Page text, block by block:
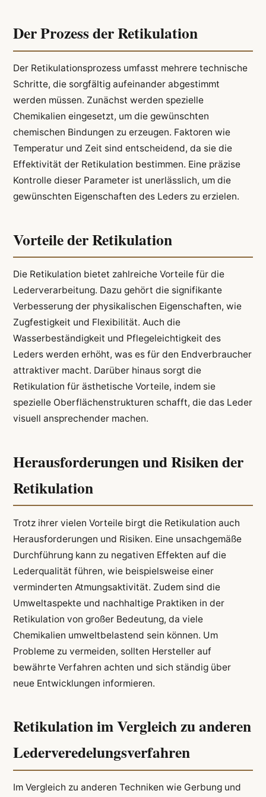
Der Prozess der Retikulation
Der Retikulationsprozess umfasst mehrere technische
Schritte, die sorgfältig aufeinander abgestimmt
werden müssen. Zunächst werden spezielle
Chemikalien eingesetzt, um die gewünschten
chemischen Bindungen zu erzeugen. Faktoren wie
Temperatur und Zeit sind entscheidend, da sie die
Effektivität der Retikulation bestimmen. Eine präzise
Kontrolle dieser Parameter ist unerlässlich, um die
gewünschten Eigenschaften des Leders zu erzielen.
Vorteile der Retikulation
Die Retikulation bietet zahlreiche Vorteile für die
Lederverarbeitung. Dazu gehört die signifikante
Verbesserung der physikalischen Eigenschaften, wie
Zugfestigkeit und Flexibilität. Auch die
Wasserbeständigkeit und Pflegeleichtigkeit des
Leders werden erhöht, was es für den Endverbraucher
attraktiver macht. Darüber hinaus sorgt die
Retikulation für ästhetische Vorteile, indem sie
spezielle Oberflächenstrukturen schafft, die das Leder
visuell ansprechender machen.
Herausforderungen und Risiken der
Retikulation
Trotz ihrer vielen Vorteile birgt die Retikulation auch
Herausforderungen und Risiken. Eine unsachgemäße
Durchführung kann zu negativen Effekten auf die
Lederqualität führen, wie beispielsweise einer
verminderten Atmungsaktivität. Zudem sind die
Umweltaspekte und nachhaltige Praktiken in der
Retikulation von großer Bedeutung, da viele
Chemikalien umweltbelastend sein können. Um
Probleme zu vermeiden, sollten Hersteller auf
bewährte Verfahren achten und sich ständig über
neue Entwicklungen informieren.
Retikulation im Vergleich zu anderen
Lederveredelungsverfahren
Im Vergleich zu anderen Techniken wie Gerbung und